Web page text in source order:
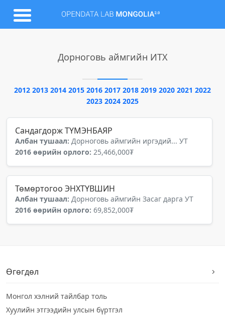
Дорноговь аймгийн ИТХ
2012 2013 2014 2015 2016 2017 2018 2019 2020 2021 2022
2023 2024 2025
Сандагдорж ТҮМЭНБАЯР
Албан тушаал: Дорноговь аймгийн иргэдий... УТ
2016 өөрийн орлого: 25,466,000₮
Төмөртогоо ЭНХТҮВШИН
Албан тушаал: Дорноговь аймгийн Засаг дарга УТ
2016 өөрийн орлого: 69,852,000₮
Өгөгдөл
Монгол хэлний тайлбар толь
Хуулийн этгээдийн улсын бүртгэл